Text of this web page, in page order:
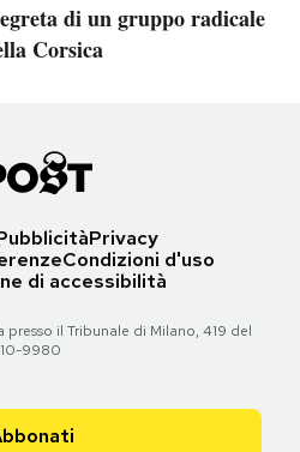
di un gruppo radicale
Corsica
Privacy
Condizioni d'uso
di accessibilità
il Tribunale di Milano, 419 del
9980